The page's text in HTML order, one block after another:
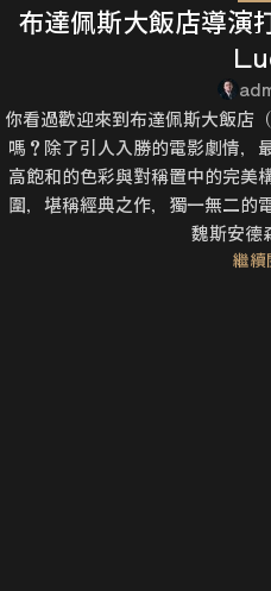
布達佩斯大飯店導演
你看過歡迎來到布達佩斯大飯
嗎？除了引人入勝的電影劇情，
高飽和的色彩與對稱置中的完美
圍，堪稱經典之作，獨一無二的
魏斯安德
繼續